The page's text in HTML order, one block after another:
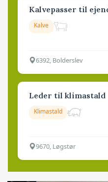
Kalvepasser til
Kalve
6392, Bolderslev
Leder til klimastald
Klimastald
9670, Løgstør